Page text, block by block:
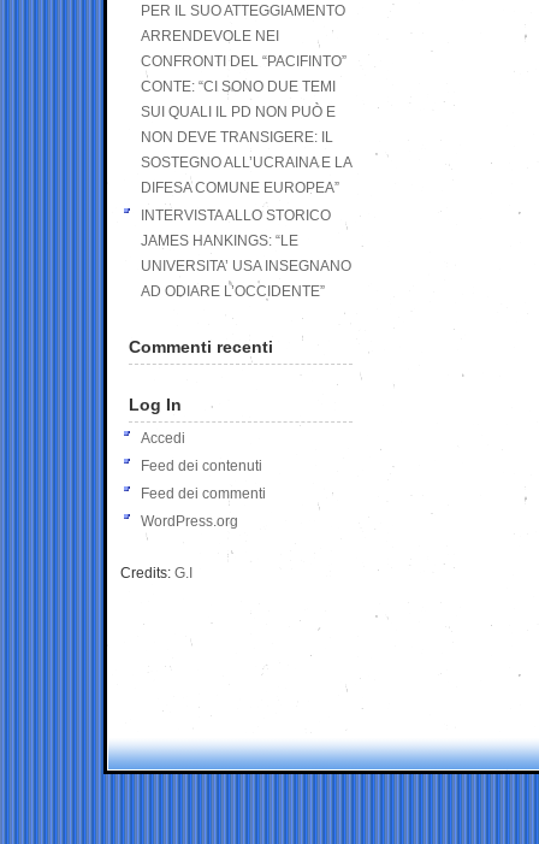
PER IL SUO ATTEGGIAMENTO
ARRENDEVOLE NEI
CONFRONTI DEL “PACIFINTO”
CONTE: “CI SONO DUE TEMI
SUI QUALI IL PD NON PUÒ E
NON DEVE TRANSIGERE: IL
SOSTEGNO ALL’UCRAINA E LA
DIFESA COMUNE EUROPEA”
INTERVISTA ALLO STORICO
JAMES HANKINGS: “LE
UNIVERSITA’ USA INSEGNANO
AD ODIARE L’OCCIDENTE”
Commenti recenti
Log In
Accedi
Feed dei contenuti
Feed dei commenti
WordPress.org
Credits: G.I